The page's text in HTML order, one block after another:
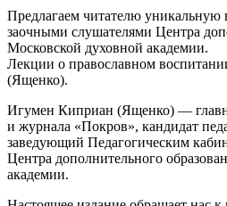
Предлагаем читателю уникальную
заочными слушателями Центра
Московской духовной академии.
Лекции о православном
(Ященко).
Игумен Киприан (Ященко) —
и журнала «Покров», кандидат
заведующий Педагогическим
Центра дополнительного
академии.